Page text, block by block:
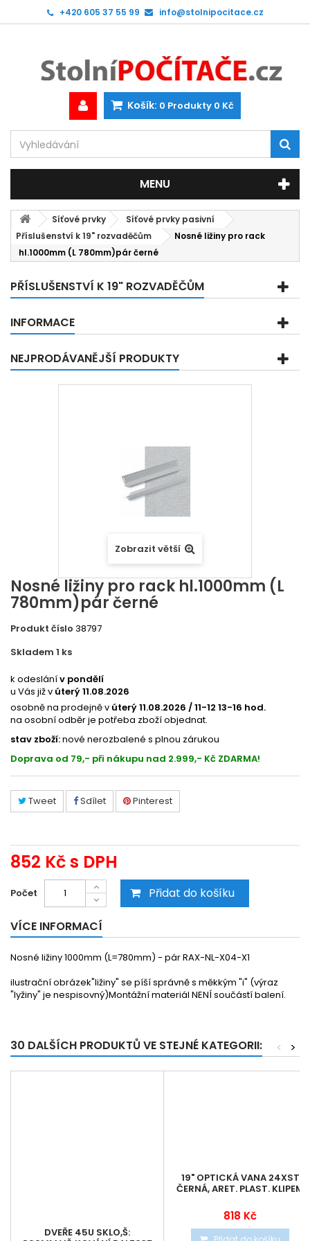
+420 605 37 55 99 info@stolnipocitace.cz
Košík: 0 Produkty 0 Kč
MENU
Síťové prvky
Síťové prvky pasivní
Příslušenství k 19" rozvaděčům
Nosné ližiny pro rack
hl.1000mm (L 780mm)pár černé
PŘÍSLUŠENSTVÍ K 19" ROZVADĚČŮM
INFORMACE
NEJPRODÁVANĚJŠÍ PRODUKTY
Zobrazit větší
Nosné ližiny pro rack hl.1000mm (L
780mm)pár černé
Produkt číslo 38797
Skladem 1 ks
k odeslánív pondělí
u Vás již v úterý 11.08.2026
osobně na prodejně v úterý 11.08.2026 / 11-12 13-16 hod.
na osobní odběr je potřeba zboží objednat.
stav zboží:nové nerozbalené s plnou zárukou
Doprava od 79,- při nákupu nad 2.999,- Kč ZDARMA!
Tweet Sdílet Pinterest
852 Kčs DPH
Počet Přidat do košíku
VÍCE INFORMACÍ
Nosné ližiny 1000mm (L=780mm) - pár RAX-NL-X04-X1
ilustrační obrázek"ližiny" se píší správně s měkkým "i" (výraz
"lyžiny" je nespisovný)Montážní materiál NENÍ součástí balení.
30 DALŠÍCH PRODUKTŮ VE STEJNÉ KATEGORII: >
<
DVEŘE 45U SKLO,Š:
19" OPTICKÁ VANA 24XST
ČERNÁ, ARET. PLAST. KLIPEM
818 Kč